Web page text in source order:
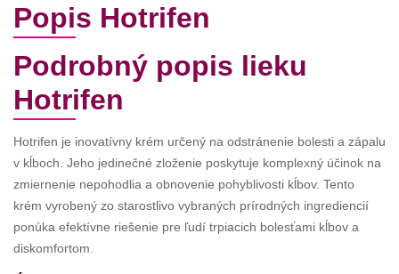
Popis Hotrifen
Podrobný popis lieku
Hotrifen
Hotrifen je inovatívny krém určený na odstránenie bolesti a zápalu
v kĺboch. Jeho jedinečné zloženie poskytuje komplexný účinok na
zmiernenie nepohodlia a obnovenie pohyblivosti kĺbov. Tento
krém vyrobený zo starostlivo vybraných prírodných ingrediencií
ponúka efektívne riešenie pre ľudí trpiacich bolesťami kĺbov a
diskomfortom.